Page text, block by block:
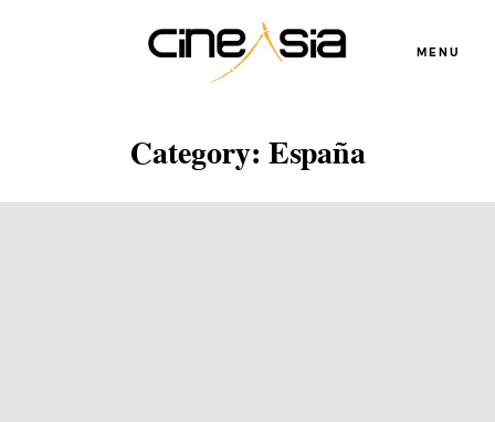
MENU
Category: España